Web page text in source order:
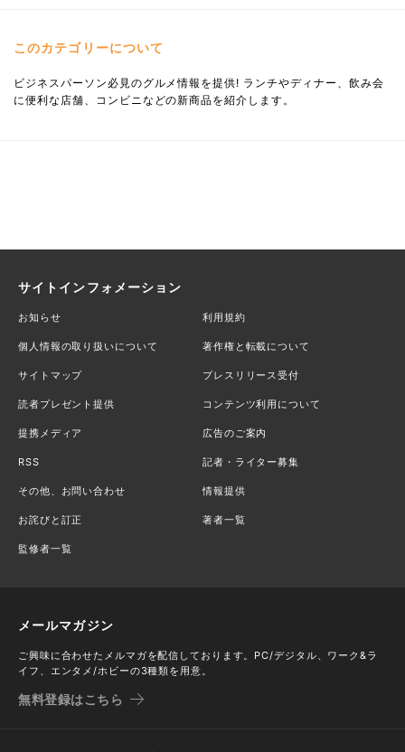
このカテゴリーについて
ビジネスパーソン必見のグルメ情報を提供! ランチやディナー、飲み会
に便利な店舗、コンビニなどの新商品を紹介します。
サイトインフォメーション
お知らせ 利用規約
個人情報の取り扱いについて 著作権と転載について
サイトマップ プレスリリース受付
読者プレゼント提供 コンテンツ利用について
提携メディア 広告のご案内
RSS 記者・ライター募集
その他、お問い合わせ 情報提供
お詫びと訂正 著者一覧
監修者一覧
メールマガジン
ご興味に合わせたメルマガを配信しております。PC/デジタル、ワーク&ラ
イフ、エンタメ/ホビーの3種類を用意。
無料登録はこちら